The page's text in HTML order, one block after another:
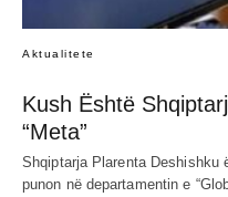
Aktualitete
Kush Është
“Meta”
Shqiptarja Plarenta Deshishku
punon në departamentin e